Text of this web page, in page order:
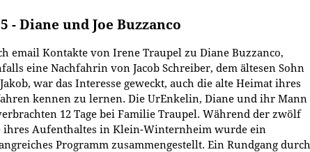
- Diane und Joe Buzzanco
email Kontakte von Irene Traupel zu Diane Buzzanco,
eine Nachfahrin von Jacob Schreiber, dem ältesen Sohn
war das Interesse geweckt, auch die alte Heimat ihres
kennen zu lernen. Die UrEnkelin, Diane und ihr Mann
12 Tage bei Familie Traupel. Während der zwölf
ihres Aufenthaltes in Klein-Winternheim wurde ein
Programm zusammengestellt. Ein Rundgang durch